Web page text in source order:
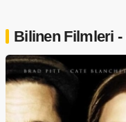
Bilinen Filmleri -